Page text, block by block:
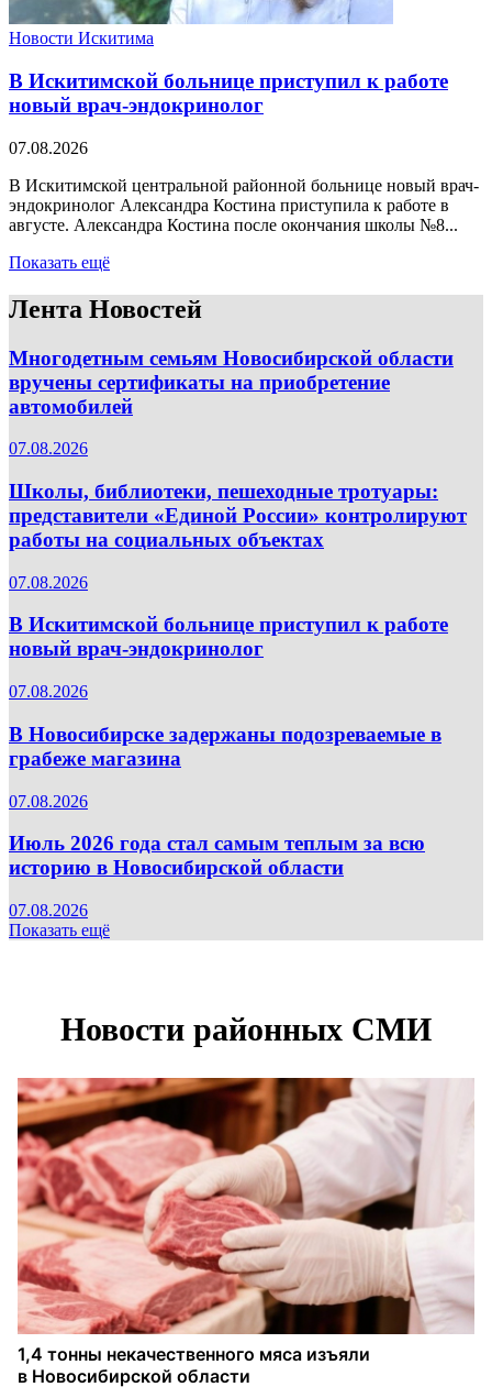
Новости Искитима
В Искитимской больнице приступил к работе
новый врач-эндокринолог
07.08.2026
В Искитимской центральной районной больнице новый врач-
эндокринолог Александра Костина приступила к работе в
августе. Александра Костина после окончания школы №8...
Показать ещё
Лента Новостей
Многодетным семьям Новосибирской области
вручены сертификаты на приобретение
автомобилей
07.08.2026
Школы, библиотеки, пешеходные тротуары:
представители «Единой России» контролируют
работы на социальных объектах
07.08.2026
В Искитимской больнице приступил к работе
новый врач-эндокринолог
07.08.2026
В Новосибирске задержаны подозреваемые в
грабеже магазина
07.08.2026
Июль 2026 года стал самым теплым за всю
историю в Новосибирской области
07.08.2026
Показать ещё